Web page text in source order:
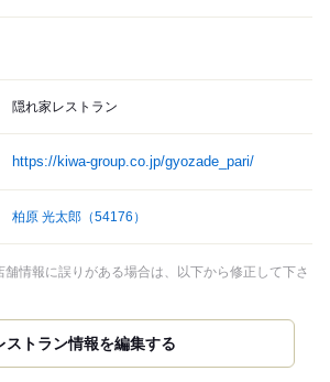
隠れ家レストラン
https://kiwa-group.co.jp/gyozade_pari/
柏原 光太郎 （54176）
情報に誤りがある場合は、以下から修正して下さ